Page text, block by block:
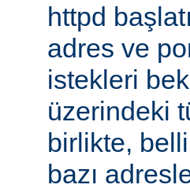
httpd
adres ve
istekleri
üzerindeki
birlikte,
bazı